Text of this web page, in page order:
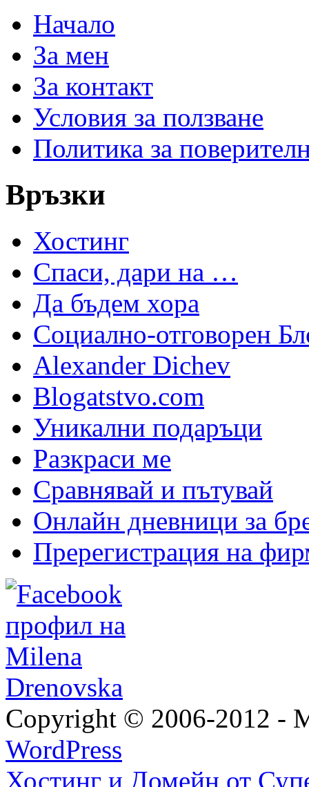
Начало
За мен
За контакт
Условия за ползване
Политика за
Връзки
Хостинг
Спаси, дари на …
Да бъдем хора
Социално-отговорен
Alexander Dichev
Blogatstvo.com
Уникални подаръци
Разкраси ме
Сравнявай и пътувай
Онлайн дневници за
Пререгистрация на
Copyright © 2006-2012 -
WordPress
Хостинг и Домейн от